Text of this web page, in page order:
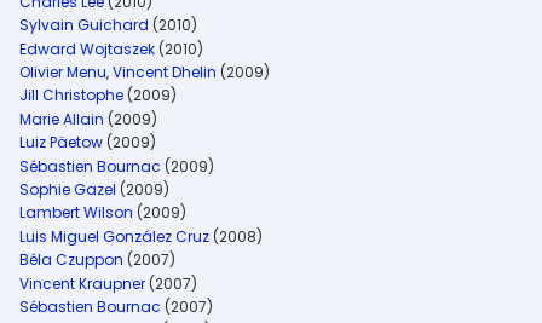
Sylvain Guichard (2010)
Edward Wojtaszek (2010)
Olivier Menu,Vincent Dhelin (2009)
Jill Christophe (2009)
Marie Allain (2009)
Luiz Päetow (2009)
Sébastien Bournac (2009)
Sophie Gazel (2009)
Lambert Wilson (2009)
Luis Miguel González Cruz (2008)
Béla Czuppon (2007)
Vincent Kraupner (2007)
Sébastien Bournac (2007)